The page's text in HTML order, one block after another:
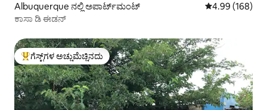
Albuquerque ನಲ್ಲಿ ಅಪಾರ್ಟ್‌ಮಂಟ್ 5 ರಲ್ಲಿ 4.99
4.99 (168)
ಕಾಸಾ ಡಿ ಈಡನ್
ಗೆಸ್ಟ್‌ಗಳಿಗೆ ಅತಿ ಹೆಚ್ಚು ಅಚ್ಚುಮೆಚ್ಚಿನದು
ಗೆಸ್ಟ್‌ಗಳ ಅಚ್ಚುಮೆಚ್ಚಿನದು